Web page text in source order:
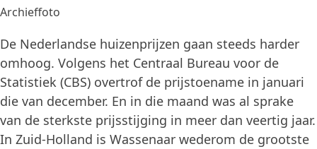
Archieffoto
De Nederlandse huizenprijzen gaan steeds harder
omhoog. Volgens het Centraal Bureau voor de
Statistiek (CBS) overtrof de prijstoename in januari
die van december. En in die maand was al sprake
van de sterkste prijsstijging in meer dan veertig jaar.
In Zuid-Holland is Wassenaar wederom de grootste